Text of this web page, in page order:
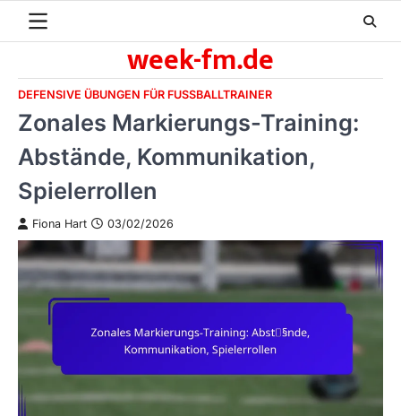
week-fm.de
DEFENSIVE ÜBUNGEN FÜR FUSSBALLTRAINER
Zonales Markierungs-Training:
Abstände, Kommunikation,
Spielerrollen
Fiona Hart 03/02/2026